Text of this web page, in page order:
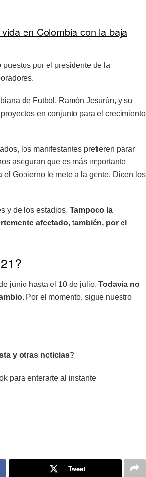
en Colombia con la baja
por el presidente de la
de Futbol, Ramón Jesurún, y su
en conjunto para el crecimiento
los manifestantes prefieren parar
aseguran que es más importante
Gobierno le mete a la gente. Dicen los
y de los estadios. Tampoco la
afectado, también, por el
junio hasta el 10 de julio. Todavía no
Por el momento, sigue nuestro
y otras noticias?
para enterarte al instante.
Tweet